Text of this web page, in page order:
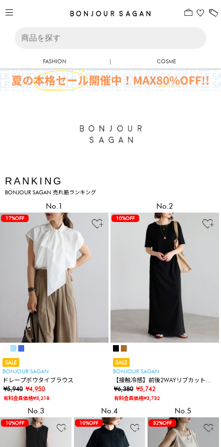
FASHION | COSME
RANKING
BONJOUR SAGAN 売れ筋ランキング
No.1
17%OFF
SALE
BONJOUR SAGAN
ドレープボウタイブラウス
¥5,940 ¥4,950
有料会員価格¥3,218
No.2
10%OFF
SALE
BONJOUR SAGAN
【接触冷感】前後2WAYリブカットワ
ンピース
¥6,380 ¥5,742
有料会員価格¥3,732
No.3
10%OFF
No.4
10%OFF
No.5
32%OFF